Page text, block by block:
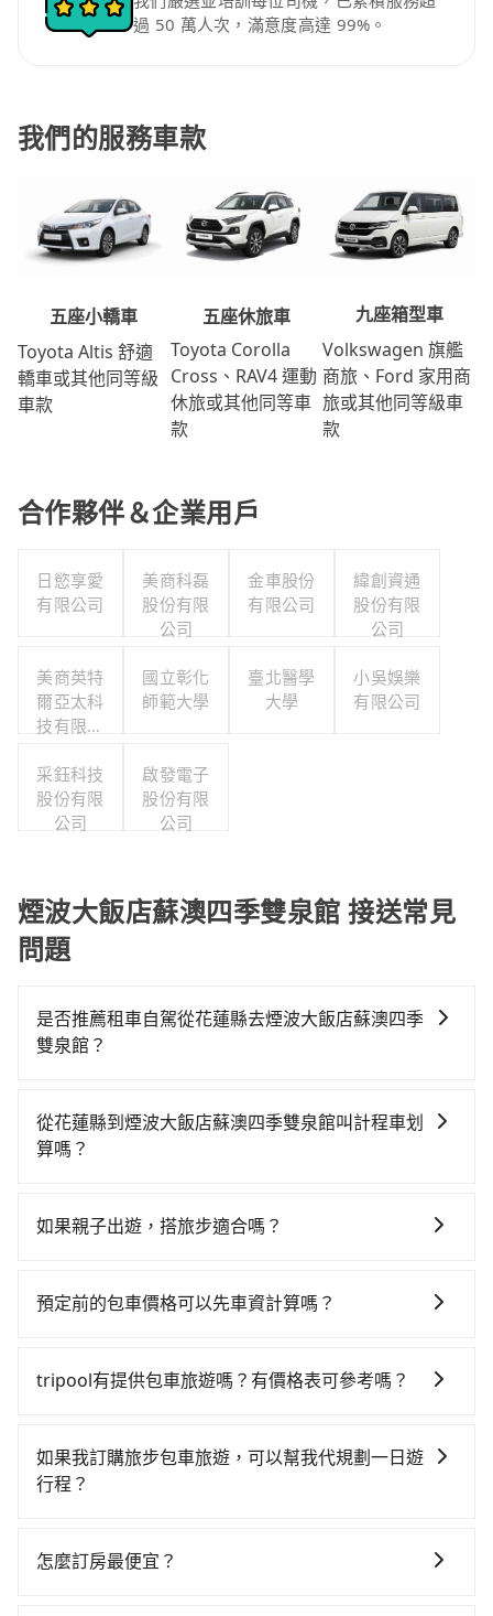
過 50 萬人次，滿意度高達 99%。
我們的服務車款
五座小轎車
Toyota Altis 舒適
轎車或其他同等級
車款
五座休旅車
Toyota Corolla
Cross、RAV4 運動
休旅或其他同等車
款
九座箱型車
Volkswagen 旗艦
商旅、Ford 家用商
旅或其他同等級車
款
合作夥伴＆企業用戶
日慾享愛
有限公司
美商科磊
股份有限
公司
金車股份
有限公司
緯創資通
股份有限
公司
美商英特
爾亞太科
技有限公
國立彰化
師範大學
臺北醫學
大學
小吳娛樂
有限公司
采鈺科技
股份有限
公司
啟發電子
股份有限
公司
煙波大飯店蘇澳四季雙泉館 接送常見
問題
是否推薦租車自駕從花蓮縣去煙波大飯店蘇澳四季
雙泉館？
時不需要閉目養神（因為要自己開車），最重要的是你
當天就要來回，那在花蓮路邊可隨租隨借的iRent應該是
縣（新城鄉）到煙波大飯店蘇澳四季雙泉館的花費預估
小時40元路邊停車費用預估進去，但額外的汽車保險與
較差的車款，如果人數超過四位，更是沒有較大的七人
撞凹的車門仍未被修理，每一次租車都好像在開樂透一
樣。另外，偶爾也會遇到明明已經預約了時間但上一位
小的風險。最後，雖然路邊隨租隨還看似方便，但實際
從花蓮縣到煙波大飯店蘇澳四季雙泉館叫計程車划
算嗎？
灣大車隊，如果在路邊攔不到車，也可考慮打電話至附
過花蓮縣僅有合法計程車約1,010輛，計程車密度為雙北
澳鎮的計程車也不是這麼好叫，建議事先做好規劃。再
雖然花蓮縣到煙波大飯店蘇澳四季雙泉館的跳表小黃可
能較為便宜，但仍有臨時攔不到車以及計程車司機不跳
可能更適合你。
如果親子出遊，搭旅步適合嗎？
椅及兒童用增高墊供您選購(租借300元/個)，讓您和孩子
預定前的包車價格可以先車資計算嗎？
無隱藏費用，讓您可以隨時掌握交通開支。
tripool有提供包車旅遊嗎？有價格表可參考嗎？
花蓮縣的包車旅遊，從單純的單趟接送到算時間的計時
包車都有，可彈性選擇2~12小時的服務，滿足家族出
一天包車的價格可能跟其他車隊相差無幾，但是如果只
如果我訂購旅步包車旅遊，可以幫我代規劃一日遊
行程？
時還沒有規劃行程的服務。
怎麼訂房最便宜？